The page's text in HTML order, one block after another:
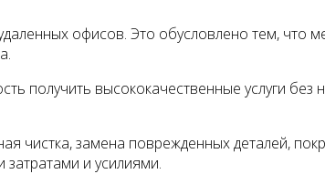
офисов. Это обусловлено тем, что
получить высококачественные услуги
чистка, замена поврежденных деталей,
и усилиями.